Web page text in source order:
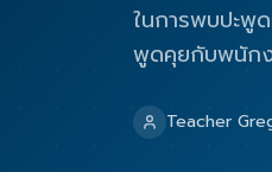
ในการพบปะพู
พูดคุยกับพนักง
Teacher